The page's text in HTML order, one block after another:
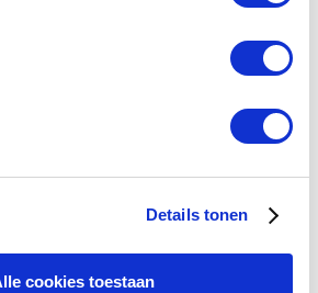
Details tonen
cookies toestaan
van de (voormalige) eigenaar van
van 5 jaar, te lopen, welke
op grond van onrechtmatige
verjaringstermijn kan weer
van onrechtmatige daad.